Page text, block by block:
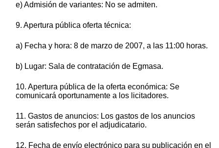
e) Admisión de variantes: No se admiten.
9. Apertura pública oferta técnica:
a) Fecha y hora: 8 de marzo de 2007, a las 11:00 horas.
b) Lugar: Sala de contratación de Egmasa.
10. Apertura pública de la oferta económica: Se
comunicará oportunamente a los licitadores.
11. Gastos de anuncios: Los gastos de los anuncios
serán satisfechos por el adjudicatario.
12. Fecha de envío electrónico para su publicación en el